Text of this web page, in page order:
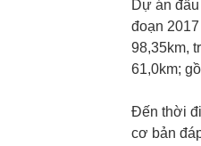
Dự án
đoạn
98,35km,
61,0km;
Đến thời
cơ bản